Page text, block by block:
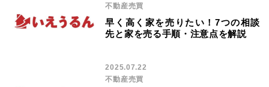
早く高く家を売りたい！7つの相談
先と家を売る手順・注意点を解説
不動産売買
2025.07.22
不動産売買